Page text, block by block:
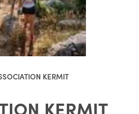
KERMIT
KERMIT